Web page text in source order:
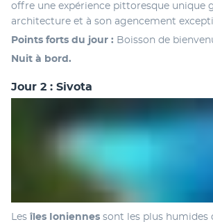
offre une expérience pittoresque unique
architecture et à son agencement
Points forts du jour : Boisson de
Nuit à bord.
Jour 2 : Sivota
Les îles Ioniennes sont les plus humides